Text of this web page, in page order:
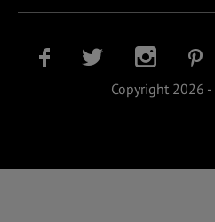
Copyright 2026 -